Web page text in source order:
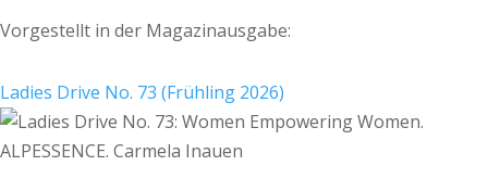
Vorgestellt in der Magazinausgabe:
Ladies Drive No. 73 (Frühling 2026)